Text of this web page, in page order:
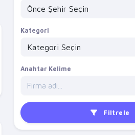
Kategori
Anahtar Kelime
Filtrele